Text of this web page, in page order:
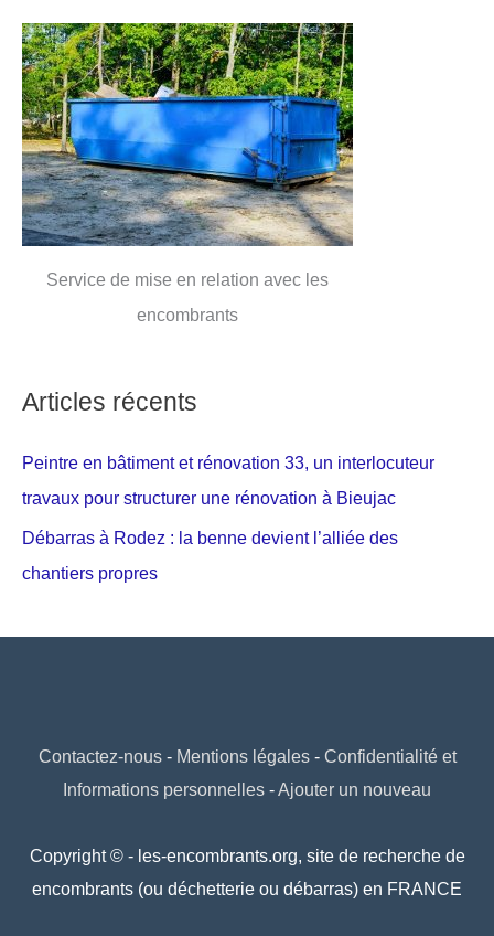
Service de mise en relation avec les
encombrants
Articles récents
Peintre en bâtiment et rénovation 33, un interlocuteur
travaux pour structurer une rénovation à Bieujac
Débarras à Rodez : la benne devient l’alliée des
chantiers propres
Contactez-nous- Mentions légales- Confidentialité et
Informations personnelles -Ajouter un nouveau
Copyright © - les-encombrants.org, site de recherche de
encombrants (ou déchetterie ou débarras) en FRANCE